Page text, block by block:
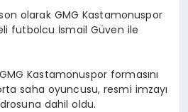
olarak GMG Kastamonuspor
futbolcu İsmail Güven ile
Kastamonuspor formasını
saha oyuncusu, resmi imzayı
dahil oldu.